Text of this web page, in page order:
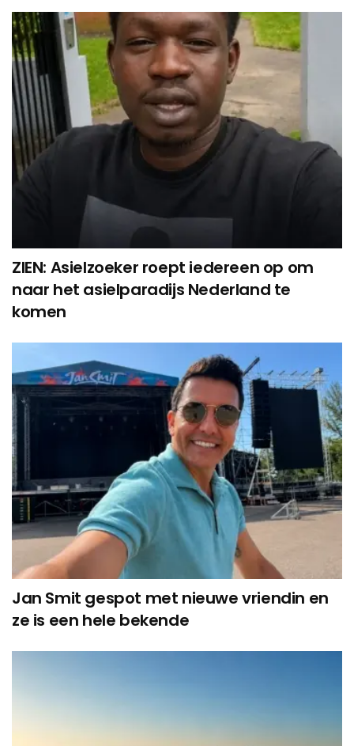
ZIEN: Asielzoeker roept iedereen op om
naar het asielparadijs Nederland te
komen
Jan Smit gespot met nieuwe vriendin en
ze is een hele bekende